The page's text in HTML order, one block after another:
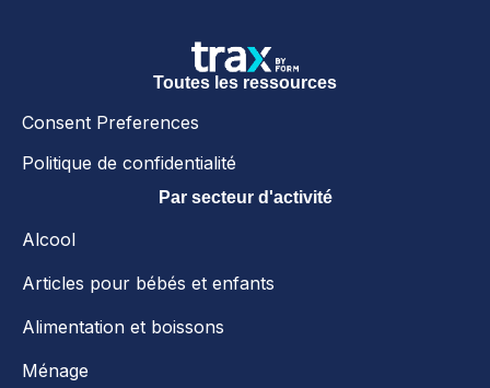
Toutes les ressources
Consent Preferences
Politique de confidentialité
Par secteur d'activité
Alcool
Articles pour bébés et enfants
Alimentation et boissons
Ménage